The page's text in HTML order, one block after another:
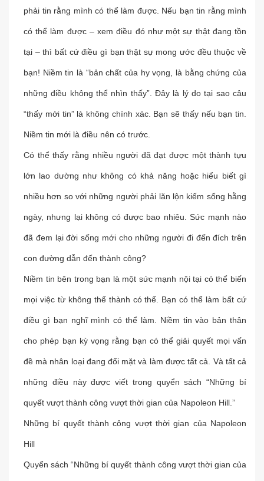
phải tin rằng mình có thể làm được. Nếu bạn tin rằng mình
có thể làm được – xem điều đó như một sự thật đang tồn
tại – thì bất cứ điều gì bạn thật sự mong ước đều thuộc về
bạn! Niềm tin là “bản chất của hy vọng, là bằng chứng của
những điều không thể nhìn thấy”. Đây là lý do tại sao câu
“thấy mới tin” là không chính xác. Bạn sẽ thấy nếu bạn tin.
Niềm tin mới là điều nên có trước.
Có thể thấy rằng nhiều người đã đạt được một thành tựu
lớn lao dường như không có khả năng hoặc hiểu biết gì
nhiều hơn so với những người phải lăn lộn kiếm sống hằng
ngày, nhưng lại không có được bao nhiêu. Sức mạnh nào
đã đem lại đời sống mới cho những người đi đến đích trên
con đường dẫn đến thành công?
Niềm tin bên trong bạn là một sức mạnh nội tại có thể biến
mọi việc từ không thể thành có thể. Bạn có thể làm bất cứ
điều gì bạn nghĩ mình có thể làm. Niềm tin vào bản thân
cho phép bạn kỳ vọng rằng bạn có thể giải quyết mọi vấn
đề mà nhân loại đang đối mặt và làm được tất cả. Và tất cả
những điều này được viết trong quyển sách “Những bí
quyết vượt thành công vượt thời gian của Napoleon Hill.”
Những bí quyết thành công vượt thời gian của Napoleon
Hill
Quyển sách “Những bí quyết thành công vượt thời gian của